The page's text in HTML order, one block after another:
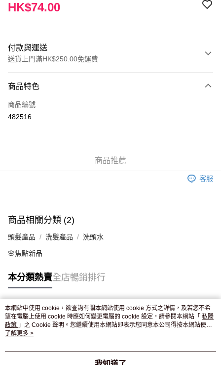
HK$74.00
付款與運送
送貨上門滿HK$250.00免運費
信用卡
Apple Pay
商品特色
商品編號
482516
商品推薦
客服
商品相關分類 (2)
頭髮產品 洗髮產品 洗頭水
🌸焦點新品
本分類熱賣全店暢銷排行
熱門標籤
熱銷排行
本網站中使用 cookie，欲查詢有關本網站使用 cookie 方式之詳情，及若您不希
望在電腦上使用 cookie 時應如何變更電腦的 cookie 設定，請參閱本網站「 私隱
政策 」之 Cookie 聲明。您繼續使用本網站即表示您同意本公司得按本網站使用
條款之 Cookie 聲明使用 cookie。
了解更多 >